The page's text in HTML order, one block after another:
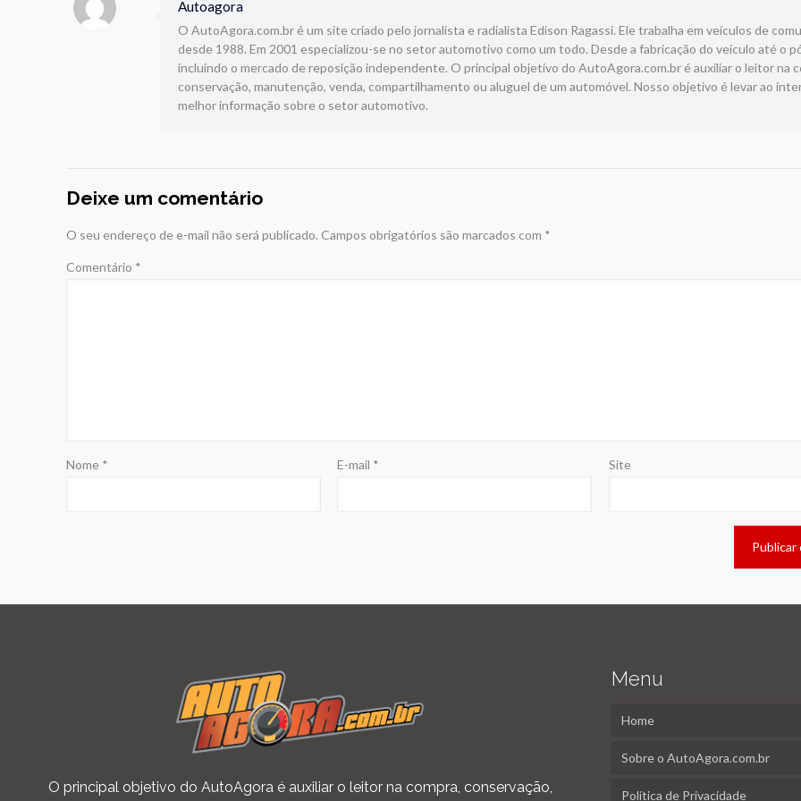
Autoagora
O AutoAgora.com.br é um site criado pelo jornalista e radialista Edison Ragassi. Ele trabalha em veículos de
desde 1988. Em 2001 especializou-se no setor automotivo como um todo. Desde a fabricação do veículo até o
incluindo o mercado de reposição independente. O principal objetivo do AutoAgora.com.br é auxiliar o leitor na
conservação, manutenção, venda, compartilhamento ou aluguel de um automóvel. Nosso objetivo é levar ao
melhor informação sobre o setor automotivo.
Deixe um comentário
O seu endereço de e-mail não será publicado. Campos obrigatórios são marcados com *
Comentário *
Nome * E-mail * Site
O principal objetivo do AutoAgora é auxiliar o leitor na compra, conservação,
Menu
Home
Sobre o AutoAgora.com.br
Política de Privacidade